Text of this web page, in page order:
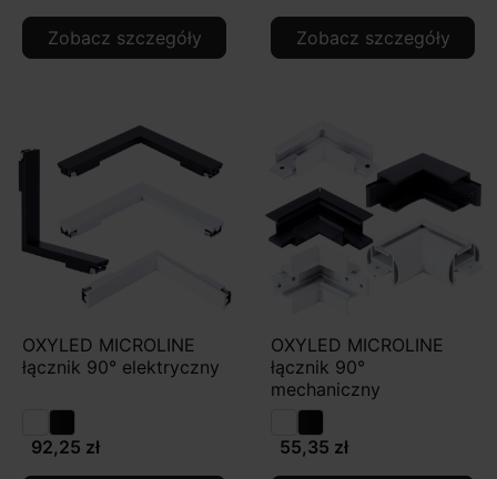
Zobacz szczegóły Zobacz szczegóły
OXYLED MICROLINE
łącznik 90° elektryczny
92,25 zł
OXYLED MICROLINE
łącznik 90°
mechaniczny
55,35 zł